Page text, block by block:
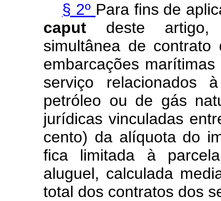
§ 2º Para fins de
caput deste artigo,
simultânea de
embarcações
serviço relacionados
petróleo ou de gás
jurídicas vinculadas
cento) da alíquota do
fica limitada à
aluguel, calculada
total dos contratos dos